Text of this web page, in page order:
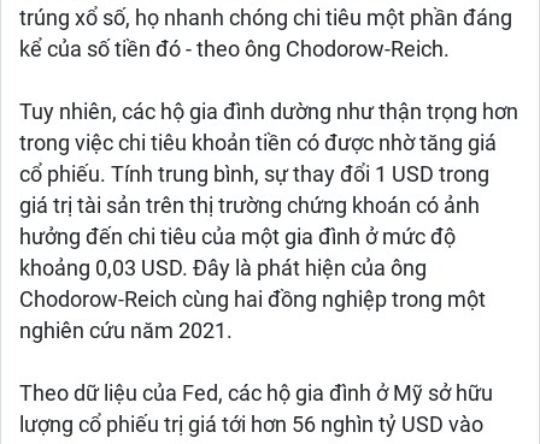
trúng xổ số, họ nhanh chóng chi tiêu một phần đáng
kể của số tiền đó - theo ông Chodorow-Reich.
Tuy nhiên, các hộ gia đình dường như thận trọng hơn
trong việc chi tiêu khoản tiền có được nhờ tăng giá
cổ phiếu. Tính trung bình, sự thay đổi 1 USD trong
giá trị tài sản trên thị trường chứng khoán có ảnh
hưởng đến chi tiêu của một gia đình ở mức độ
khoảng 0,03 USD. Đây là phát hiện của ông
Chodorow-Reich cùng hai đồng nghiệp trong một
nghiên cứu năm 2021.
Theo dữ liệu của Fed, các hộ gia đình ở Mỹ sở hữu
lượng cổ phiếu trị giá tới hơn 56 nghìn tỷ USD vào